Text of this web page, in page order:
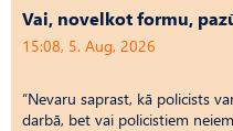
Vai, novelkot formu,
15:08, 5. Aug, 2026
“Nevaru saprast, kā policists
darbā, bet vai policistiem